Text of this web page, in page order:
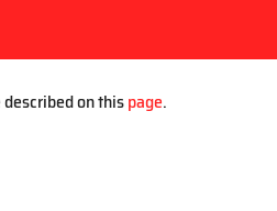
on thispage.